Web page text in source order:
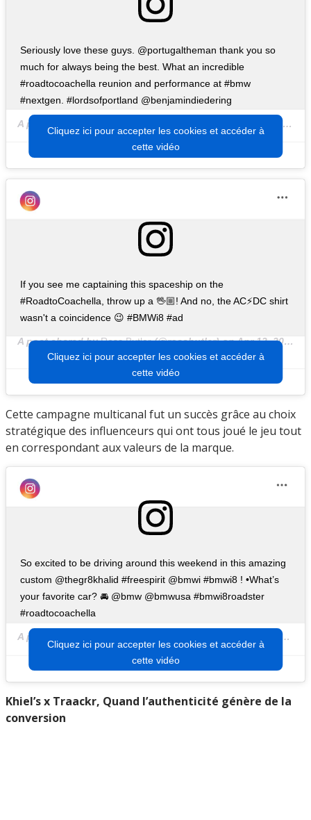
Seriously love these guys. @portugaltheman thank you so
much for always being the best. What an incredible
#roadtocoachella reunion and performance at #bmw
#nextgen. #lordsofportland @benjamindiedering
A post shared by
Cliquez ici pour accepter les cookies et accéder à
cette vidéo
If you see me captaining this spaceship on the
#RoadtoCoachella, throw up a 🖖🏼! And no, the AC⚡DC shirt
wasn't a coincidence 😉 #BMWi8 #ad
A post shared byRoss Butler(@rossbutler) onApr 12, 2019 at 12:20pm PDT
Cliquez ici pour accepter les cookies et accéder à
cette vidéo
Cette campagne multicanal fut un succès grâce au choix
stratégique des influenceurs qui ont tous joué le jeu tout
en correspondant aux valeurs de la marque.
So excited to be driving around this weekend in this amazing
custom @thegr8khalid #freespirit @bmwi #bmwi8 ! •What’s
your favorite car? 🚘 @bmw @bmwusa #bmwi8roadster
#roadtocoachella
A post shared by Apr
Cliquez ici pour accepter les cookies et accéder à
cette vidéo
Khiel’s x Traackr, Quand l’authenticité génère de la
conversion